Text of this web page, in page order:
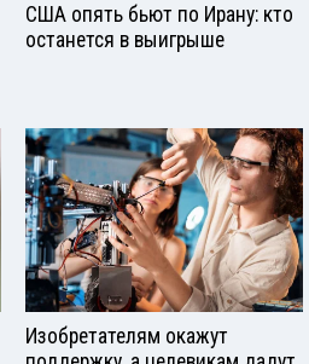
США опять бьют по Ирану: кто
останется в выигрыше
Изобретателям окажут